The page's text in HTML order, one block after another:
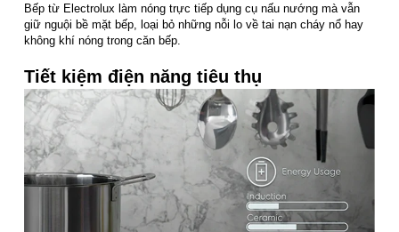
Bếp từ Electrolux làm nóng trực tiếp dụng cụ nấu nướng mà vẫn
giữ nguội bề mặt bếp, loại bỏ những nỗi lo về tai nạn cháy nổ hay
không khí nóng trong căn bếp.
Tiết kiệm điện năng tiêu thụ